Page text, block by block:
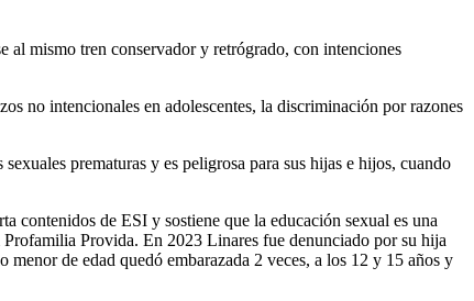
al mismo tren conservador y retrógrado, con intenciones
no intencionales en adolescentes, la discriminación por razones
prematuras y es peligrosa para sus hijas e hijos, cuando
contenidos de ESI y sostiene que la educación sexual es una
Provida. En 2023 Linares fue denunciado por su hija
de edad quedó embarazada 2 veces, a los 12 y 15 años y